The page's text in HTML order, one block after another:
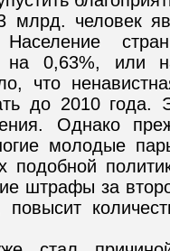
млрд. человек
на 0,63%, или
что
до 2010
Однако
молодые
подобной
штрафы за
повысит